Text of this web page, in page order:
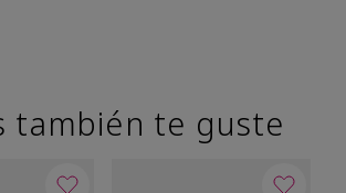
también te guste